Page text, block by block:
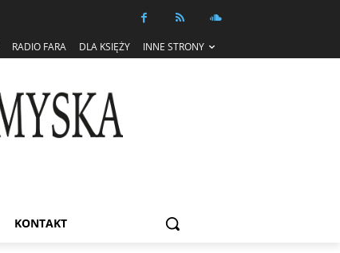
RADIO FARA DLA KSIĘŻY INNE STRONY
KONTAKT